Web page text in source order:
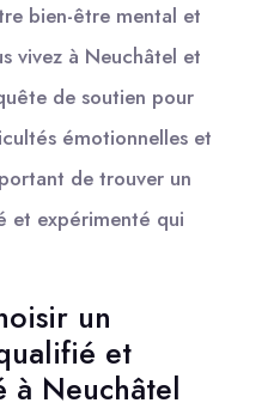
bien-être mental et
vivez à Neuchâtel et
de soutien pour
émotionnelles et
de trouver un
et expérimenté qui
un
et
à Neuchâtel